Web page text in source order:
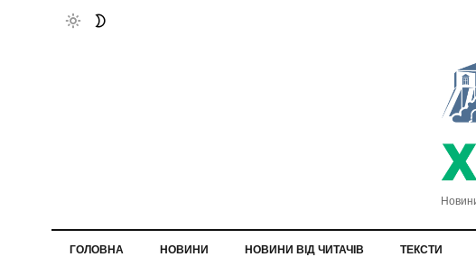
ГОЛОВНА НОВИНИ НОВИНИ ВІД ЧИТАЧІВ ТЕКСТИ